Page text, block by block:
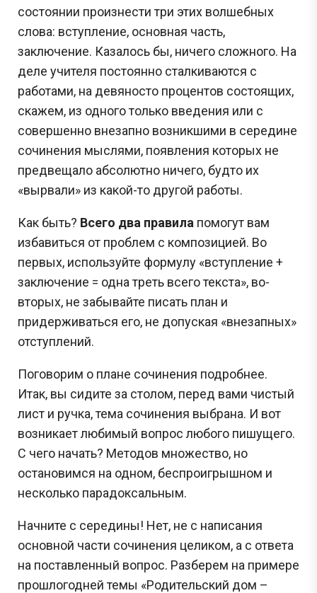
состоянии произнести три этих волшебных
слова: вступление, основная часть,
заключение. Казалось бы, ничего сложного. На
деле учителя постоянно сталкиваются с
работами, на девяносто процентов состоящих,
скажем, из одного только введения или с
совершенно внезапно возникшими в середине
сочинения мыслями, появления которых не
предвещало абсолютно ничего, будто их
«вырвали» из какой-то другой работы.
Как быть? Всего два правила помогут вам
избавиться от проблем с композицией. Во
первых, используйте формулу «вступление +
заключение = одна треть всего текста», во-
вторых, не забывайте писать план и
придерживаться его, не допуская «внезапных»
отступлений.
Поговорим о плане сочинения подробнее.
Итак, вы сидите за столом, перед вами чистый
лист и ручка, тема сочинения выбрана. И вот
возникает любимый вопрос любого пишущего.
С чего начать? Методов множество, но
остановимся на одном, беспроигрышном и
несколько парадоксальным.
Начните с середины! Нет, не с написания
основной части сочинения целиком, а с ответа
на поставленный вопрос. Разберем на примере
прошлогодней темы «Родительский дом –